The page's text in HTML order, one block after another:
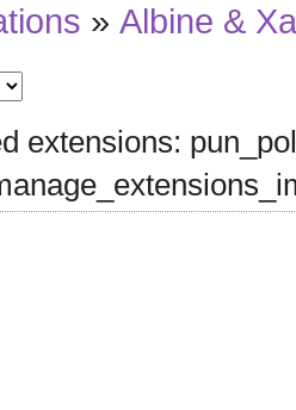
»Albine &
extensions: